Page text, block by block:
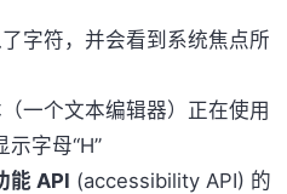
字符，并会看到系统焦点所
一个文本编辑器）正在使用
字母“H”
能 API (accessibility API) 的